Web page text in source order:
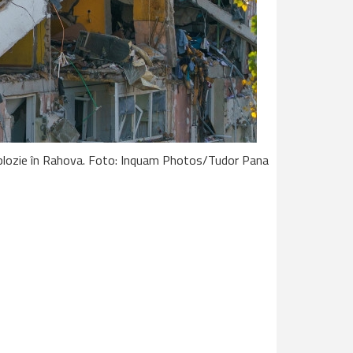
în Rahova. Foto: Inquam Photos/Tudor Pana